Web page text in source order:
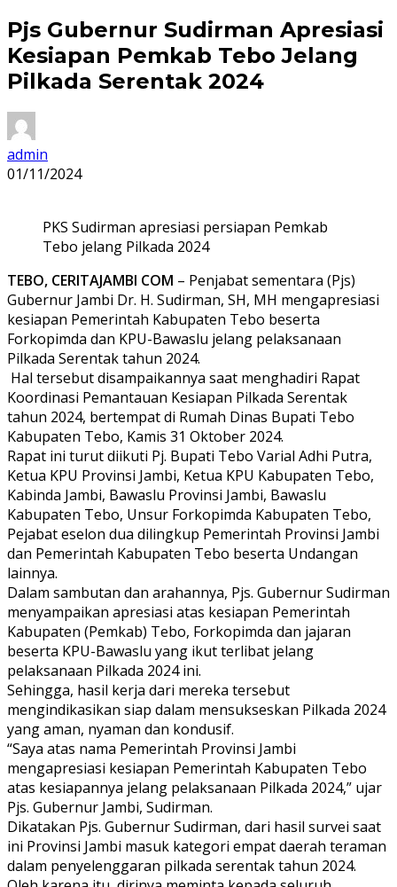
Pjs Gubernur Sudirman Apresiasi
Kesiapan Pemkab Tebo Jelang
Pilkada Serentak 2024
admin
01/11/2024
PKS Sudirman apresiasi persiapan Pemkab
Tebo jelang Pilkada 2024
TEBO, CERITAJAMBI COM – Penjabat sementara (Pjs)
Gubernur Jambi Dr. H. Sudirman, SH, MH mengapresiasi
kesiapan Pemerintah Kabupaten Tebo beserta
Forkopimda dan KPU-Bawaslu jelang pelaksanaan
Pilkada Serentak tahun 2024.
Hal tersebut disampaikannya saat menghadiri Rapat
Koordinasi Pemantauan Kesiapan Pilkada Serentak
tahun 2024, bertempat di Rumah Dinas Bupati Tebo
Kabupaten Tebo, Kamis 31 Oktober 2024.
Rapat ini turut diikuti Pj. Bupati Tebo Varial Adhi Putra,
Ketua KPU Provinsi Jambi, Ketua KPU Kabupaten Tebo,
Kabinda Jambi, Bawaslu Provinsi Jambi, Bawaslu
Kabupaten Tebo, Unsur Forkopimda Kabupaten Tebo,
Pejabat eselon dua dilingkup Pemerintah Provinsi Jambi
dan Pemerintah Kabupaten Tebo beserta Undangan
lainnya.
Dalam sambutan dan arahannya, Pjs. Gubernur Sudirman
menyampaikan apresiasi atas kesiapan Pemerintah
Kabupaten (Pemkab) Tebo, Forkopimda dan jajaran
beserta KPU-Bawaslu yang ikut terlibat jelang
pelaksanaan Pilkada 2024 ini.
Sehingga, hasil kerja dari mereka tersebut
mengindikasikan siap dalam mensukseskan Pilkada 2024
yang aman, nyaman dan kondusif.
“Saya atas nama Pemerintah Provinsi Jambi
mengapresiasi kesiapan Pemerintah Kabupaten Tebo
atas kesiapannya jelang pelaksanaan Pilkada 2024,” ujar
Pjs. Gubernur Jambi, Sudirman.
Dikatakan Pjs. Gubernur Sudirman, dari hasil survei saat
ini Provinsi Jambi masuk kategori empat daerah teraman
dalam penyelenggaran pilkada serentak tahun 2024.